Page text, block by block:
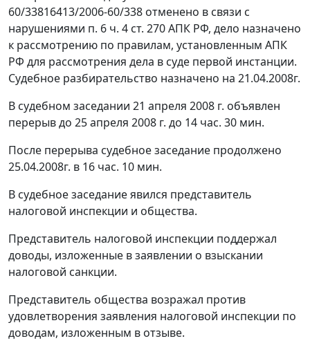
60/33816413/2006-60/338 отменено в связи с
нарушениями п. 6 ч. 4 ст. 270АПК РФ, дело назначено
к рассмотрению по правилам, установленным АПК
РФ для рассмотрения дела в суде первой инстанции.
Судебное разбирательство назначено на 21.04.2008г.
В судебном заседании 21 апреля 2008 г. объявлен
перерыв до 25 апреля 2008 г. до 14 час. 30 мин.
После перерыва судебное заседание продолжено
25.04.2008г. в 16 час. 10 мин.
В судебное заседание явился представитель
налоговой инспекции и общества.
Представитель налоговой инспекции поддержал
доводы, изложенные в заявлении о взыскании
налоговой санкции.
Представитель общества возражал против
удовлетворения заявления налоговой инспекции по
доводам, изложенным в отзыве.